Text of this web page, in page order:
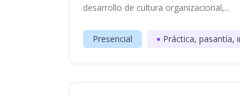
desarrollo de cultura organizacional,...
Presencial Práctica, pasantía,